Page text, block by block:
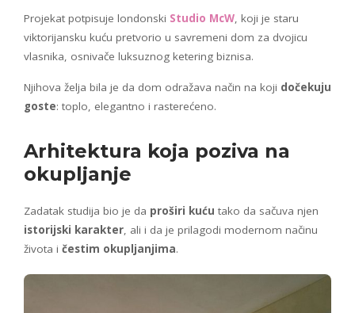
Projekat potpisuje londonski Studio McW, koji je staru
viktorijansku kuću pretvorio u savremeni dom za dvojicu
vlasnika, osnivače luksuznog ketering biznisa.
Njihova želja bila je da dom odražava način na koji dočekuju
goste: toplo, elegantno i rasterećeno.
Arhitektura koja poziva na
okupljanje
Zadatak studija bio je da proširi kuću tako da sačuva njen
istorijski karakter, ali i da je prilagodi modernom načinu
života i čestim okupljanjima.